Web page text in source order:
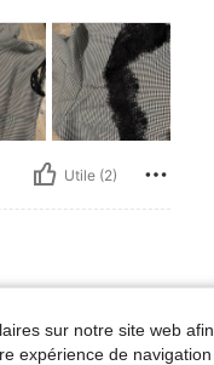
Utile (2)
sur notre site web
expérience de